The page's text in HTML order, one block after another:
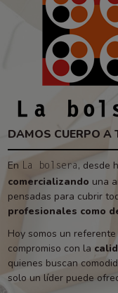
DAMOS CUERPO A
En La bolsera , desde
comercializando una
pensadas para cubrir
profesionales como
Hoy somos un
compromiso con la
quienes buscan
solo un líder puede